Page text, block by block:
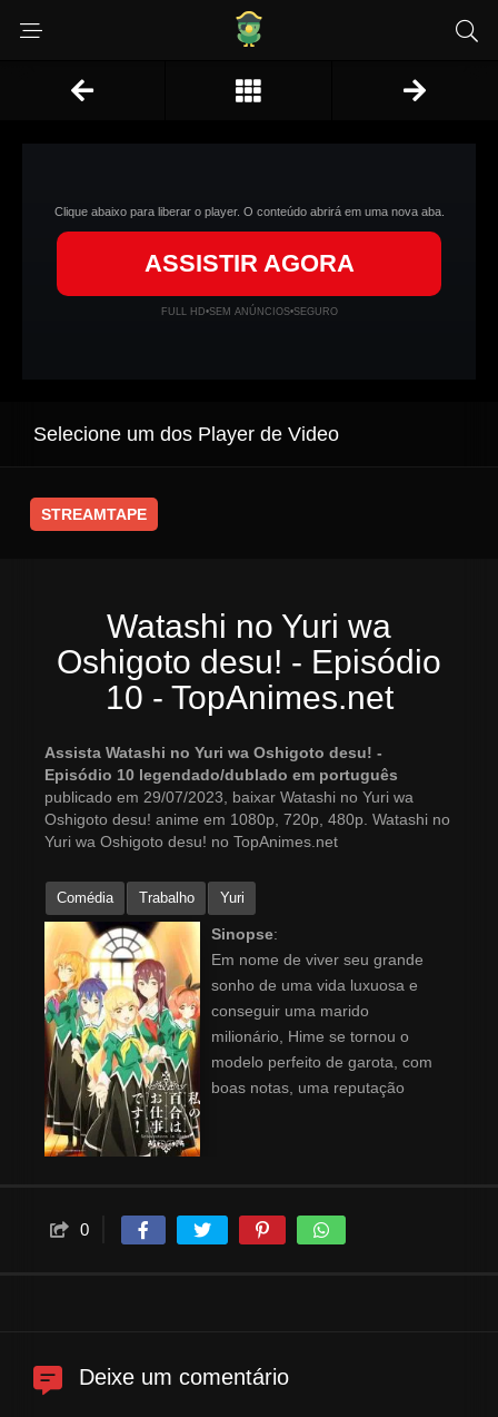
Clique abaixo para liberar o player. O conteúdo abrirá em uma nova aba.
ASSISTIR AGORA
FULL HD•SEM ANÚNCIOS•SEGURO
Selecione um dos Player de Video
STREAMTAPE
Watashi no Yuri wa
Oshigoto desu! - Episódio
10 - TopAnimes.net
Assista Watashi no Yuri wa Oshigoto desu! -
Episódio 10 legendado/dublado em português
publicado em 29/07/2023, baixar Watashi no Yuri wa
Oshigoto desu! anime em 1080p, 720p, 480p. Watashi no
Yuri wa Oshigoto desu! no TopAnimes.net
Comédia Trabalho Yuri
Sinopse:
Em nome de viver seu grande
sonho de uma vida luxuosa e
conseguir uma marido
milionário, Hime se tornou o
modelo perfeito de garota, com
boas notas, uma reputação
acaba trombando na gerente de
uma cafeteria temática e
demais funcionárias.
0
Deixe um comentário